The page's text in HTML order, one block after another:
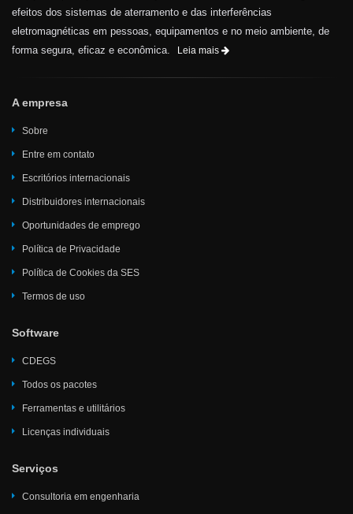
efeitos dos sistemas de aterramento e das interferências
eletromagnéticas em pessoas, equipamentos e no meio ambiente, de
forma segura, eficaz e econômica.
Leia mais
A empresa
Sobre
Entre em contato
Escritórios internacionais
Distribuidores internacionais
Oportunidades de emprego
Política de Privacidade
Política de Cookies da SES
Termos de uso
Software
CDEGS
Todos os pacotes
Ferramentas e utilitários
Licenças individuais
Serviços
Consultoria em engenharia